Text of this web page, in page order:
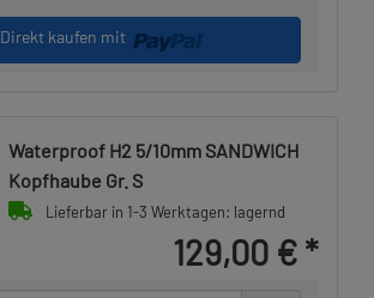
Direkt kaufen mit
Waterproof H2 5/10mm SANDWICH
Kopfhaube Gr. S
Lieferbar in 1-3 Werktagen: lagernd
129,00 € *